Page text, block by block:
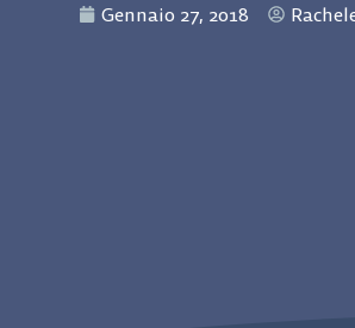
Gennaio 27, 2018